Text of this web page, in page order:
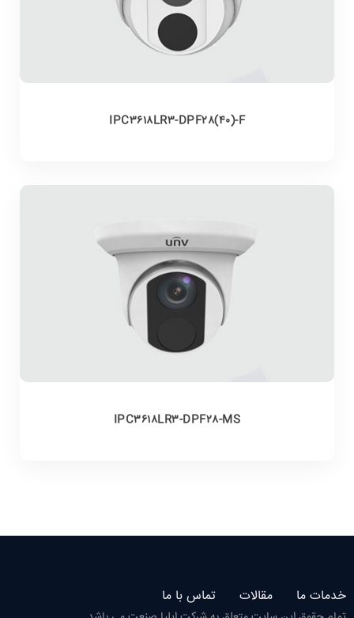
IPC3618LR3-DPF28(40)-F
IPC3618LR3-DPF28-MS
خدمات ما مقالات تماس با ما